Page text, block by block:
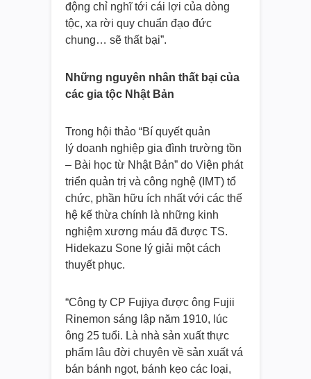
động chỉ nghĩ tới cái lợi của dòng
tộc, xa rời quy chuẩn đạo đức
chung… sẽ thất bại”.
Những nguyên nhân thất bại của
các gia tộc Nhật Bản
Trong hội thảo “Bí quyết quản
lý doanh nghiệp gia đình trường tồn
– Bài học từ Nhật Bản” do Viện phát
triển quản trị và công nghệ (IMT) tổ
chức, phần hữu ích nhất với các thế
hệ kế thừa chính là những kinh
nghiệm xương máu đã được TS.
Hidekazu Sone lý giải một cách
thuyết phục.
“Công ty CP Fujiya được ông Fujii
Rinemon sáng lập năm 1910, lúc
ông 25 tuổi. Là nhà sản xuất thực
phẩm lâu đời chuyên về sản xuất vá
bán bánh ngọt, bánh kẹo các loại,